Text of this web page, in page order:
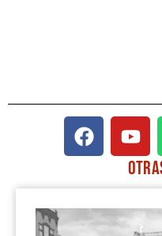
F
a
e
b
o
Y
o
u
t
u
b